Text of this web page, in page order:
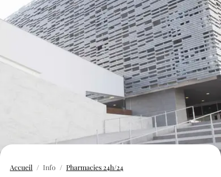
Accueil Info Pharmacies 24h/24